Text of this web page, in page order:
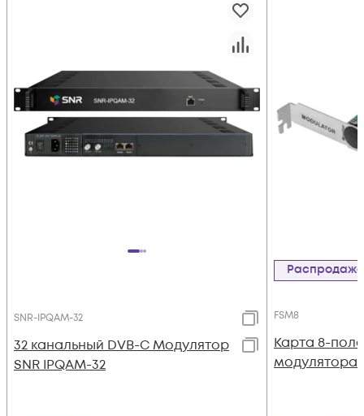
SNR-IPQAM-32
32 канальный DVB-C Модулятор
SNR IPQAM-32
Распродажа
FSM8
Карта 8-
модулятора